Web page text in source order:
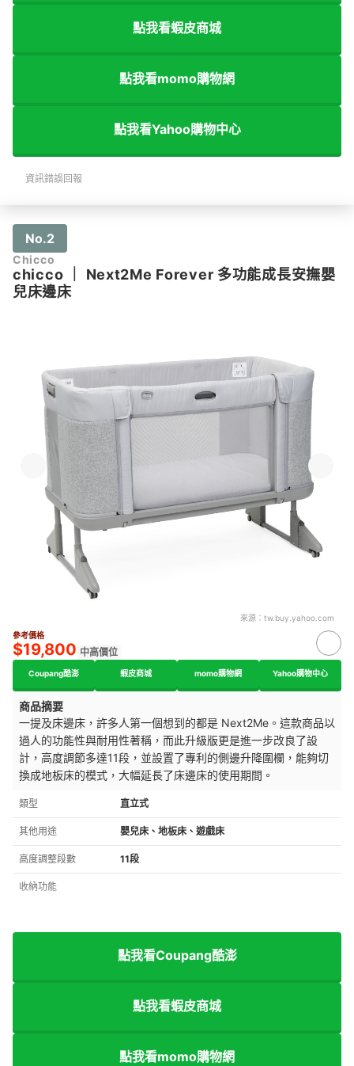
點我看蝦皮商城
點我看momo購物網
點我看Yahoo購物中心
資訊錯誤回報
No.2
Chicco
chicco
Next2Me Forever 多功能成長安撫嬰
兒床邊床
來源： tw.buy.yahoo.com
參考價格
$19,800 中高價位
Coupang酷澎 蝦皮商城 momo購物網 Yahoo購物中心
商品摘要
一提及床邊床，許多人第一個想到的都是 Next2Me。這款商品以
過人的功能性與耐用性著稱，而此升級版更是進一步改良了設
計，高度調節多達11段，並設置了專利的側邊升降圍欄，能夠切
換成地板床的模式，大幅延長了床邊床的使用期間。
類型 直立式
其他用途 嬰兒床、地板床、遊戲床
高度調整段數 11段
收納功能
點我看Coupang酷澎
點我看蝦皮商城
點我看momo購物網